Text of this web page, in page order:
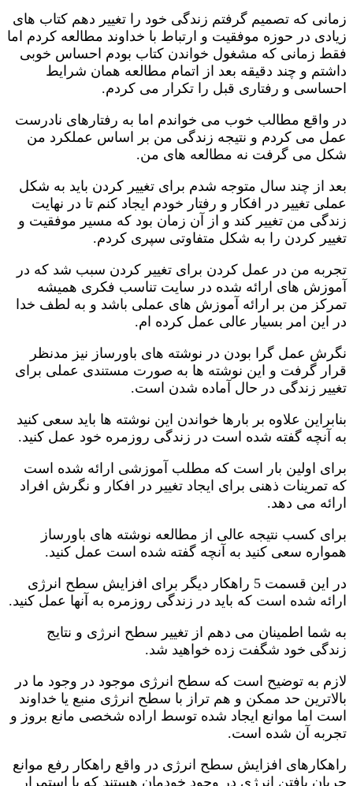
زمانی که تصمیم گرفتم زندگی خود را تغییر دهم کتاب های
زیادی در حوزه موفقیت و ارتباط با خداوند مطالعه کردم اما
فقط زمانی که مشغول خواندن کتاب بودم احساس خوبی
داشتم و چند دقیقه بعد از اتمام مطالعه همان شرایط
احساسی و رفتاری قبل را تکرار می کردم.
در واقع مطالب خوب می خواندم اما به رفتارهای نادرست
عمل می کردم و نتیجه زندگی من بر اساس عملکرد من
شکل می گرفت نه مطالعه های من.
بعد از چند سال متوجه شدم برای تغییر کردن باید به شکل
عملی تغییر در افکار و رفتار خودم ایجاد کنم تا در نهایت
زندگی من تغییر کند و از آن زمان بود که مسیر موفقیت و
تغییر کردن را به شکل متفاوتی سپری کردم.
تجربه من در عمل کردن برای تغییر کردن سبب شد که در
آموزش های ارائه شده در سایت تناسب فکری همیشه
تمرکز من بر ارائه آموزش های عملی باشد و به لطف خدا
در این امر بسیار عالی عمل کرده ام.
نگرش عمل گرا بودن در نوشته های باورساز نیز مدنظر
قرار گرفت و این نوشته ها به صورت مستندی عملی برای
تغییر زندگی در حال آماده شدن است.
بنابراین علاوه بر بارها خواندن این نوشته ها باید سعی کنید
به آنچه گفته شده است در زندگی روزمره خود عمل کنید.
برای اولین بار است که مطلب آموزشی ارائه شده است
که تمرینات ذهنی برای ایجاد تغییر در افکار و نگرش افراد
ارائه می دهد.
برای کسب نتیجه عالی از مطالعه نوشته های باورساز
همواره سعی کنید به آنچه گفته شده است عمل کنید.
در این قسمت 5 راهکار دیگر برای افزایش سطح انرژی
ارائه شده است که باید در زندگی روزمره به آنها عمل کنید.
به شما اطمینان می دهم از تغییر سطح انرژی و نتایج
زندگی خود شگفت زده خواهید شد.
لازم به توضیح است که سطح انرژی موجود در وجود ما در
بالاترین حد ممکن و هم تراز با سطح انرژی منبع یا خداوند
است اما موانع ایجاد شده توسط اراده شخصی مانع بروز و
تجربه آن شده است.
راهکارهای افزایش سطح انرژی در واقع راهکار رفع موانع
جریان یافتن انرژی در وجود خودمان هستند که با استمرار